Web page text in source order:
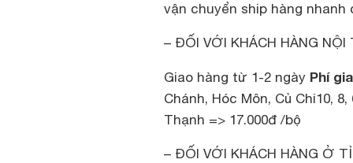
vận chuyển ship hàng nhanh
– ĐỐI VỚI KHÁCH HÀNG NỘI
Giao hàng từ 1-2 ngày Phí
Chánh, Hóc Môn, Củ Chi10,
Thạnh => 17.000đ /bộ
– ĐỐI VỚI KHÁCH HÀNG Ở